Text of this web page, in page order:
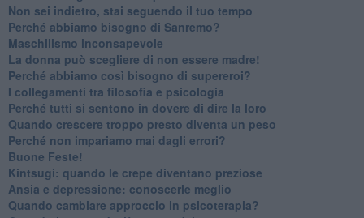
​Non sei indietro, stai seguendo il tuo tempo
​Perché abbiamo bisogno di Sanremo?
​Maschilismo inconsapevole
​La donna può scegliere di non essere madre!
​Perché abbiamo così bisogno di supereroi?
​I collegamenti tra filosofia e psicologia
​Perché tutti si sentono in dovere di dire la loro
​Quando crescere troppo presto diventa un peso
​Perché non impariamo mai dagli errori?
​Buone Feste!
​Kintsugi: quando le crepe diventano preziose
Ansia e depressione: conoscerle meglio
Quando cambiare approccio in psicoterapia?